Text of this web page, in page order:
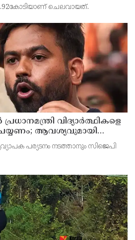
ചെലവായത്.
പ്രധാനമന്ത്രി വിദ്യാര്‍ത്ഥികളെ
ആവശ്യവുമായി
പര്യടനം നടത്താനും സിജെപി